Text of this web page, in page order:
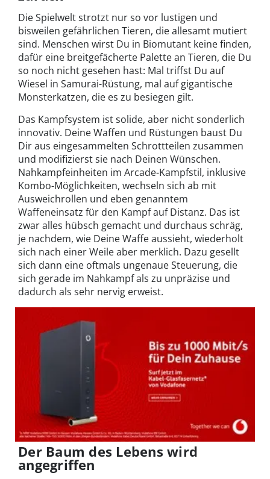
Die Spielwelt strotzt nur so vor lustigen und
bisweilen gefährlichen Tieren, die allesamt mutiert
sind. Menschen wirst Du in Biomutant keine finden,
dafür eine breitgefächerte Palette an Tieren, die Du
so noch nicht gesehen hast: Mal triffst Du auf
Wiesel in Samurai-Rüstung, mal auf gigantische
Monsterkatzen, die es zu besiegen gilt.
Das Kampfsystem ist solide, aber nicht sonderlich
innovativ. Deine Waffen und Rüstungen baust Du
Dir aus eingesammelten Schrottteilen zusammen
und modifizierst sie nach Deinen Wünschen.
Nahkampfeinheiten im Arcade-Kampfstil, inklusive
Kombo-Möglichkeiten, wechseln sich ab mit
Ausweichrollen und eben genanntem
Waffeneinsatz für den Kampf auf Distanz. Das ist
zwar alles hübsch gemacht und durchaus schräg,
je nachdem, wie Deine Waffe aussieht, wiederholt
sich nach einer Weile aber merklich. Dazu gesellt
sich dann eine oftmals ungenaue Steuerung, die
sich gerade im Nahkampf als zu unpräzise und
dadurch als sehr nervig erweist.
Der Baum des Lebens wird
angegriffen